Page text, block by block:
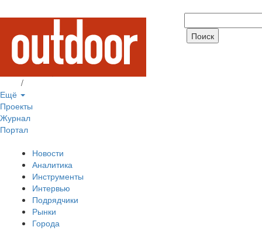
/
Ещё
Проекты
Журнал
Портал
Новости
Аналитика
Инструменты
Интервью
Подрядчики
Рынки
Города